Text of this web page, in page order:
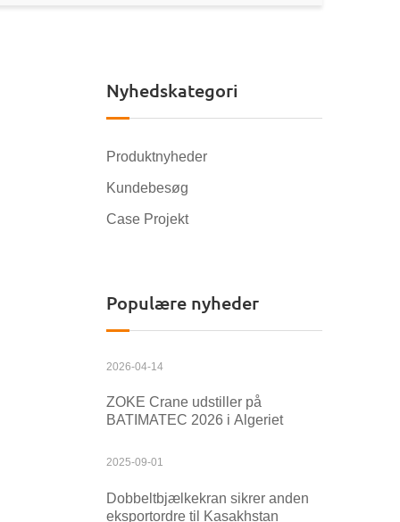
Nyhedskategori
Produktnyheder
Kundebesøg
Case Projekt
Populære nyheder
2026-04-14
ZOKE Crane udstiller på
BATIMATEC 2026 i Algeriet
2025-09-01
Dobbeltbjælkekran sikrer anden
eksportordre til Kasakhstan